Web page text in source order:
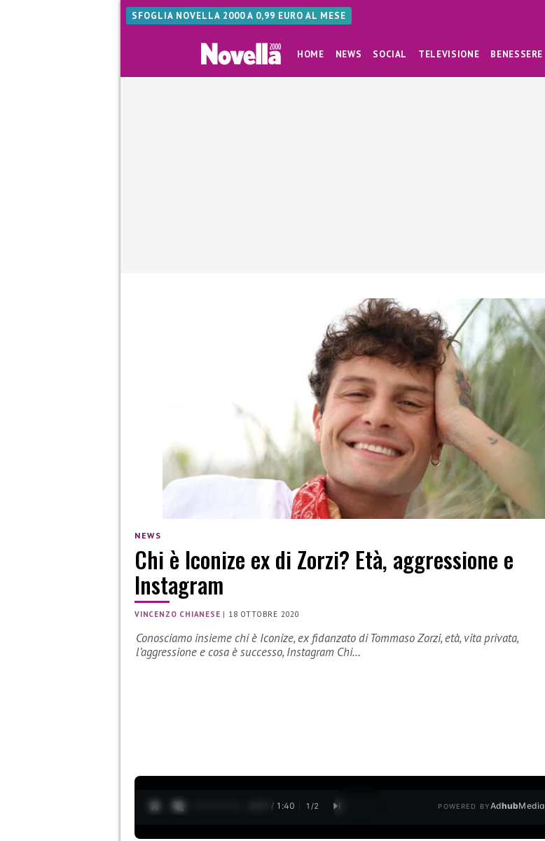
SFOGLIA NOVELLA 2000 A 0,99 EURO AL MESE
HOME NEWS SOCIAL TELEVISIONE BENESSERE
NEWS
Chi è Iconize ex di Zorzi? Età, aggressione e
Instagram
VINCENZO CHIANESE | 18 OTTOBRE 2020
Conosciamo insieme chi è Iconize, ex fidanzato di Tommaso Zorzi, età, vita privata,
l’aggressione e cosa è successo, Instagram Chi…
0:28 / 1:40 1 /2 POWERED BYAdhubMedia